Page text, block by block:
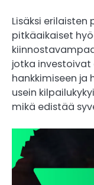
Lisäksi erilaisten
pitkäaikaiset
jotka
hankkimiseen ja
usein
mikä edistää